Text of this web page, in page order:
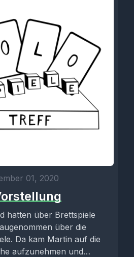
01, 2020
hatten über Brettspiele
über die
Da kam Martin auf die
aufzunehmen und